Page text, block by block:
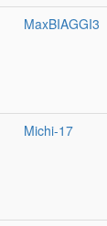
MaxBIAGGI3
Michi-17